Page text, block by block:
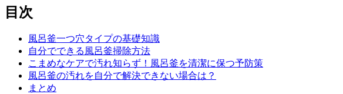
目次
風呂釜一つ穴タイプの基礎知識
自分でできる風呂釜掃除方法
こまめなケアで汚れ知らず！風呂釜を清潔に保つ予防策
風呂釜の汚れを自分で解決できない場合は？
まとめ